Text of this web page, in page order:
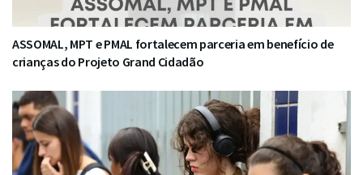
ASSOMAL, MPT e PMAL fortalecem parceria em benefício de
crianças do Projeto Grand Cidadão